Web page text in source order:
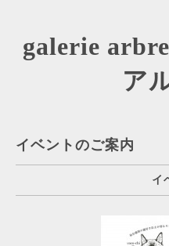
galerie
ア
イベントのご案内
イ